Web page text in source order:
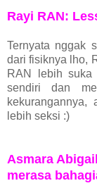
Rayi RAN:
Ternyata nggak
dari fisiknya lho,
RAN lebih suka
sendiri dan
lebih seksi :)
Asmara
merasa